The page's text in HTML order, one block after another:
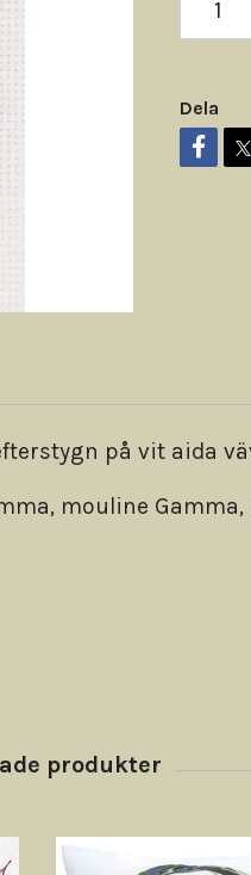
Dela
på vit aida
mouline Gamma,